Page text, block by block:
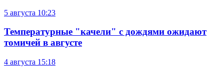
5 августа 10:23
Температурные "качели" с дождями ожидают
томичей в августе
4 августа 15:18